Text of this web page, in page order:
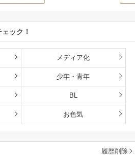
ック！
メディア化
少年・青年
BL
お色気
履歴削除